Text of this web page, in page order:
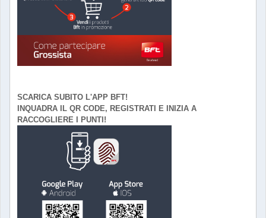
SCARICA SUBITO L'APP BFT!
INQUADRA IL QR CODE, REGISTRATI E INIZIA A
RACCOGLIERE I PUNTI!